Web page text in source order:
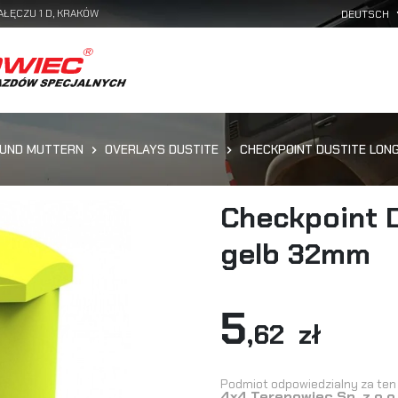
1 D, KRAKÓW
MUTTERN OVERLAYS DUSTITE CHECKPOINT DUSTITE
Checkpoint
gelb 32mm
5,62 zł
Podmiot odpowiedzialny za